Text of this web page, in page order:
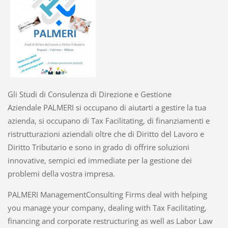
Gli Studi di Consulenza di Direzione e Gestione
Aziendale PALMERI si occupano di aiutarti a gestire la tua
azienda, si occupano di Tax Facilitating, di finanziamenti e
ristrutturazioni aziendali oltre che di Diritto del Lavoro e
Diritto Tributario e sono in grado di offrire soluzioni
innovative, sempici ed immediate per la gestione dei
problemi della vostra impresa.
PALMERI ManagementConsulting Firms deal with helping
you manage your company, dealing with Tax Facilitating,
financing and corporate restructuring as well as Labor Law